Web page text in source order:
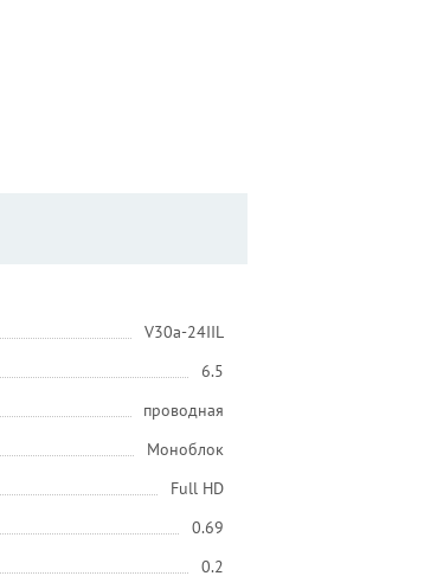
V30a-24IIL
6.5
проводная
Моноблок
Full HD
0.69
0.2